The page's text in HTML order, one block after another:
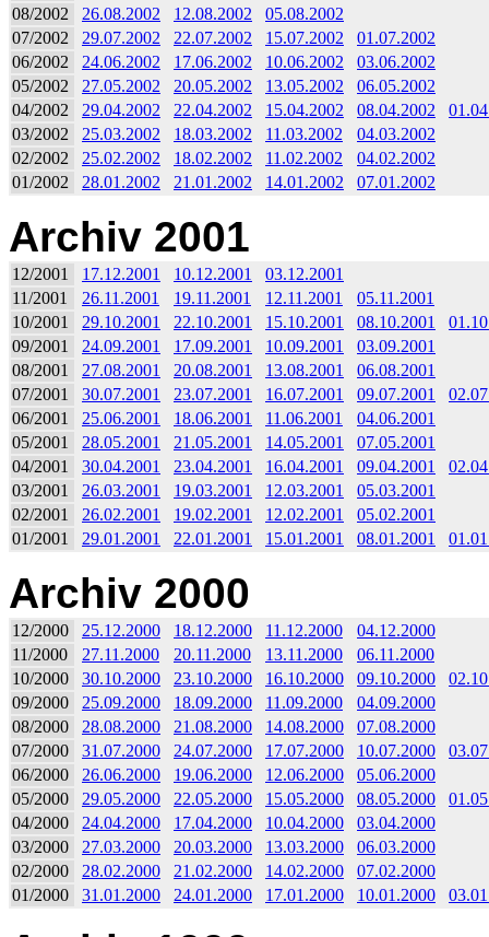
08/2002
26.08.2002 12.08.2002
05.08.2002
07/2002
29.07.2002 22.07.2002 15.07.2002
01.07.2002
06/2002
24.06.2002 17.06.2002 10.06.2002
03.06.2002
05/2002
27.05.2002 20.05.2002 13.05.2002
06.05.2002
04/2002
29.04.2002 22.04.2002 15.04.2002 08.04.2002
03/2002
25.03.2002 18.03.2002 11.03.2002
04.03.2002
02/2002
25.02.2002 18.02.2002 11.02.2002
04.02.2002
01/2002
28.01.2002 21.01.2002 14.01.2002 07.01.2002
Archiv 2001
12/2001 17.12.2001 10.12.2001
03.12.2001
11/2001
26.11.2001 19.11.2001 12.11.2001
05.11.2001
10/2001
29.10.2001 22.10.2001 15.10.2001 08.10.2001
09/2001
24.09.2001 17.09.2001 10.09.2001
03.09.2001
08/2001
27.08.2001 20.08.2001 13.08.2001
06.08.2001
07/2001
30.07.2001 23.07.2001 16.07.2001 09.07.2001
06/2001
25.06.2001 18.06.2001 11.06.2001
04.06.2001
05/2001
28.05.2001 21.05.2001 14.05.2001
07.05.2001
04/2001
30.04.2001 23.04.2001 16.04.2001 09.04.2001
03/2001
26.03.2001 19.03.2001 12.03.2001
05.03.2001
02/2001
26.02.2001 19.02.2001 12.02.2001
05.02.2001
01/2001
29.01.2001 22.01.2001 15.01.2001 08.01.2001
Archiv 2000
12/2000 25.12.2000 18.12.2000 11.12.2000
04.12.2000
11/2000
27.11.2000 20.11.2000 13.11.2000
06.11.2000
10/2000
30.10.2000 23.10.2000 16.10.2000 09.10.2000
09/2000
25.09.2000 18.09.2000 11.09.2000
04.09.2000
08/2000
28.08.2000 21.08.2000 14.08.2000
07.08.2000
07/2000
31.07.2000 24.07.2000 17.07.2000 10.07.2000
06/2000
26.06.2000 19.06.2000 12.06.2000
05.06.2000
05/2000
29.05.2000 22.05.2000 15.05.2000 08.05.2000
04/2000
24.04.2000 17.04.2000 10.04.2000
03.04.2000
03/2000
27.03.2000 20.03.2000 13.03.2000
06.03.2000
02/2000
28.02.2000 21.02.2000 14.02.2000
07.02.2000
01/2000
31.01.2000 24.01.2000 17.01.2000 10.01.2000